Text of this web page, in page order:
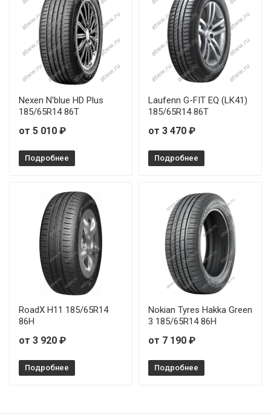
Nexen N'blue HD Plus
185/65R14 86T
от 5 010 ₽
Подробнее
Laufenn G-FIT EQ (LK41)
185/65R14 86T
от 3 470 ₽
Подробнее
RoadX H11 185/65R14
86H
от 3 920 ₽
Подробнее
Nokian Tyres Hakka Green
3 185/65R14 86H
от 7 190 ₽
Подробнее